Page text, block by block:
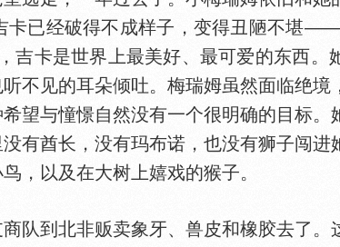
卡已经破得不成样子，变得丑陋不堪
吉卡是世界上最美好、最可爱的东西。
不见的耳朵倾吐。梅瑞姆虽然面临绝境
望与憧憬自然没有一个很明确的目标。
有酋长，没有玛布诺，也没有狮子闯进
，以及在大树上嬉戏的猴子。
到北非贩卖象牙、兽皮和橡胶去了。